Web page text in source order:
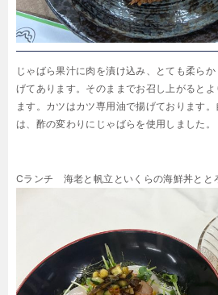
じゃばら果汁に肉を漬け込み、とても柔ら
げてあります。そのままでお召し上がると
ます。カツはカツ専用油で揚げております
は、酢の変わりにじゃばらを使用しました。
Cランチ 海老と帆立といくらの海鮮丼とと